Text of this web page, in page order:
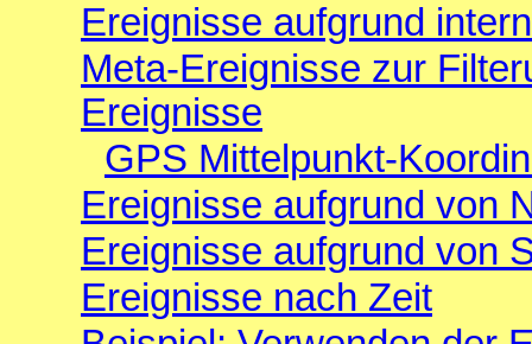
Ereignisse aufgrund
Meta-Ereignisse zur
Ereignisse
GPS Mittelpunkt-
Ereignisse aufgrund von
Ereignisse aufgrund von
Ereignisse nach Zeit